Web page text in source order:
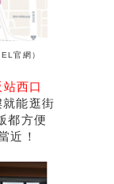
官網）
西口
就能逛街
都方便
近！